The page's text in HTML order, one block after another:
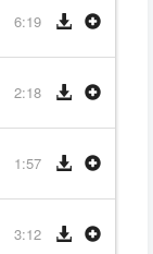
6:19
2:18
1:57
3:12